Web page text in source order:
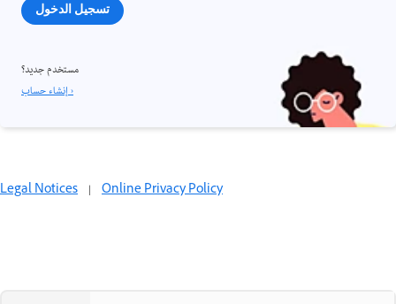
تسجيل الدخول
مستخدم جديد؟
إنشاء حساب ›
Legal Notices | Online Privacy Policy